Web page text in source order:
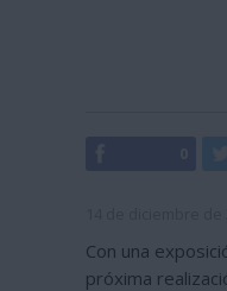
Con una
próxima